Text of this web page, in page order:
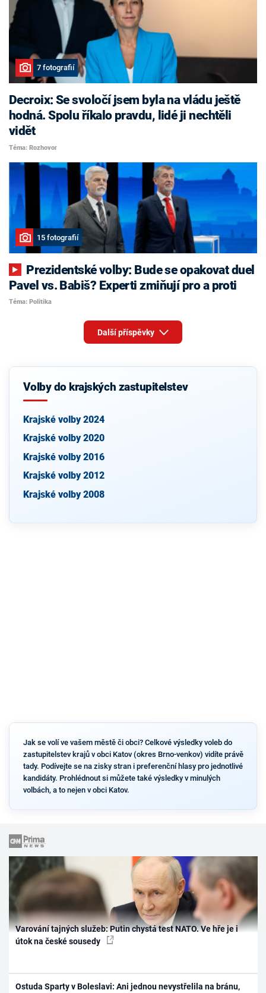
7 fotografií
Decroix: Se svoločí jsem byla na vládu ještě
hodná. Spolu říkalo pravdu, lidé ji nechtěli
vidět
Téma: Rozhovor
15 fotografií
Pavel vs. Babiš? Experti zmiňují pro a proti
Téma: Politika
Další příspěvky
Volby do krajských zastupitelstev
Krajské volby 2024
Krajské volby 2020
Krajské volby 2016
Krajské volby 2012
Krajské volby 2008
Jak se volí ve vašem městě či obci? Celkové výsledky voleb do
zastupitelstev krajů v obci Katov (okres Brno-venkov) vidíte právě
tady. Podívejte se na zisky stran i preferenční hlasy pro jednotlivé
kandidáty. Prohlédnout si můžete také výsledky v minulých
volbách, a to nejen v obci Katov.
Varování tajných služeb: Putin chystá test NATO. Ve hře je i
útok na české sousedy
Ostuda Sparty v Boleslavi: Ani jednou nevystřelila na bránu,